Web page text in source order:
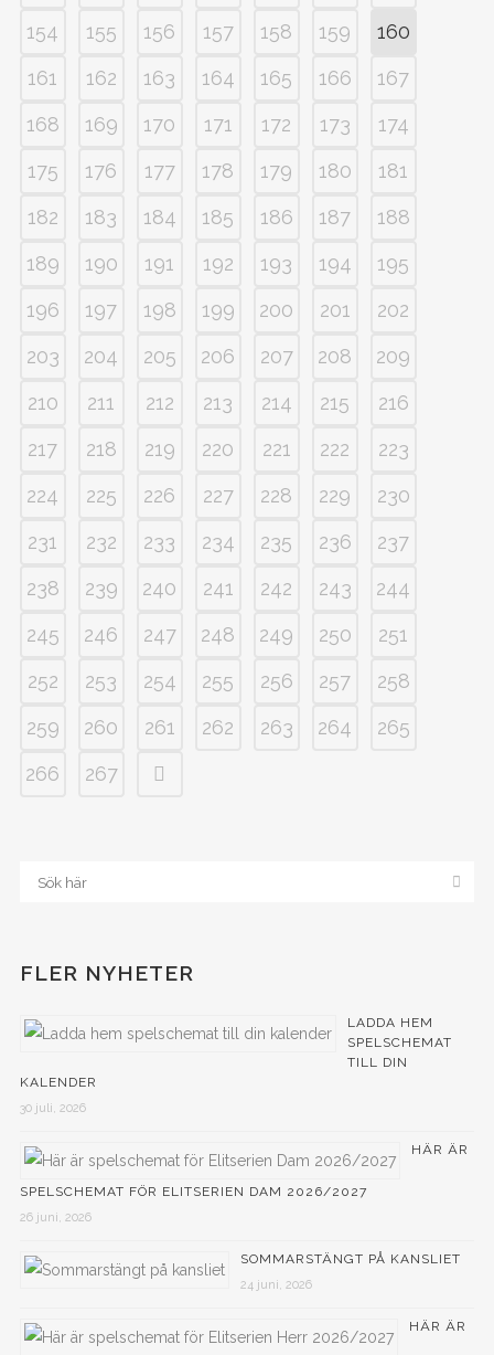
154
155 156 157 158 159
160
161
162 163 164 165 166
167
168
169 170 171 172 173
174
175
176 177 178 179 180
181
182
183 184 185 186 187
188
189
190 191 192 193 194
195
196
197 198 199 200 201
202
203
204 205 206 207 208
209
210
211 212 213 214 215
216
217
218 219 220 221 222
223
224
225 226 227 228 229
230
231
232 233 234 235 236
237
238
239 240 241 242 243
244
245
246 247 248 249 250
251
252
253 254 255 256 257
258
259
260 261 262 263 264
265
266
267
FLER NYHETER
LADDA HEM
SPELSCHEMAT
TILL DIN
KALENDER
30 juli, 2026
HÄR ÄR
SPELSCHEMAT FÖR ELITSERIEN DAM 2026/2027
26 juni, 2026
SOMMARSTÄNGT PÅ KANSLIET
24 juni, 2026
HÄR ÄR